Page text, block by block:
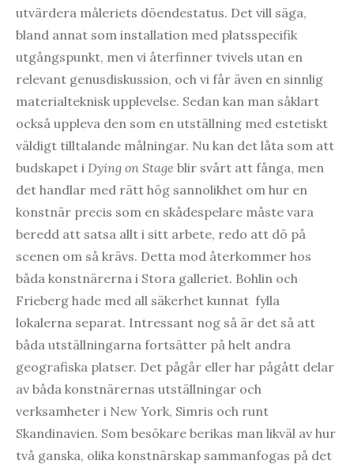
utvärdera måleriets döendestatus. Det vill säga,
bland annat som installation med platsspecifik
utgångspunkt, men vi återfinner tvivels utan en
relevant genusdiskussion, och vi får även en sinnlig
materialteknisk upplevelse. Sedan kan man såklart
också uppleva den som en utställning med estetiskt
väldigt tilltalande målningar. Nu kan det låta som att
budskapet i Dying on Stage blir svårt att fånga, men
det handlar med rätt hög sannolikhet om hur en
konstnär precis som en skådespelare måste vara
beredd att satsa allt i sitt arbete, redo att dö på
scenen om så krävs. Detta mod återkommer hos
båda konstnärerna i Stora galleriet. Bohlin och
Frieberg hade med all säkerhet kunnat fylla
lokalerna separat. Intressant nog så är det så att
båda utställningarna fortsätter på helt andra
geografiska platser. Det pågår eller har pågått delar
av båda konstnärernas utställningar och
verksamheter i New York, Simris och runt
Skandinavien. Som besökare berikas man likväl av hur
två ganska, olika konstnärskap sammanfogas på det